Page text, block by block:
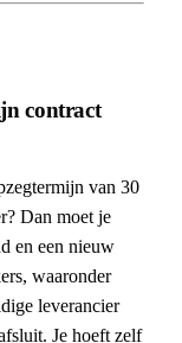
contract
van 30
Dan moet je
en een nieuw
waaronder
leverancier
Je hoeft zelf